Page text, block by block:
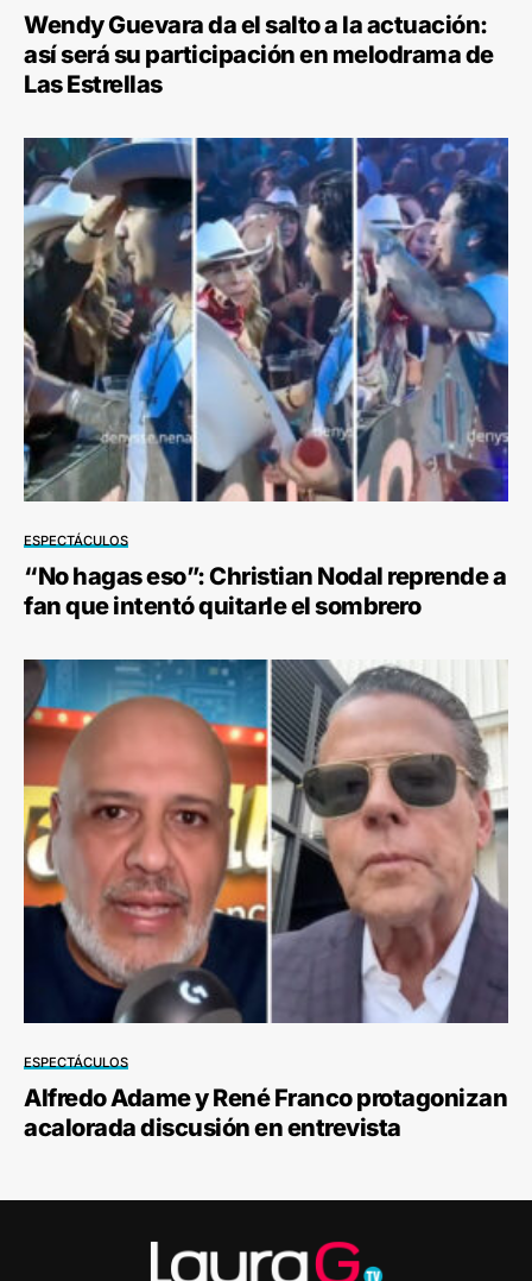
Wendy Guevara da el salto a la actuación:
así será su participación en melodrama de
Las Estrellas
ESPECTÁCULOS
“No hagas eso”: Christian Nodal reprende a
fan que intentó quitarle el sombrero
ESPECTÁCULOS
Alfredo Adame y René Franco protagonizan
acalorada discusión en entrevista